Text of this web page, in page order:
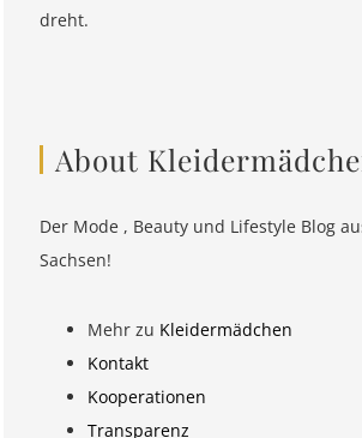
dreht.
About
Der Mode , Beauty und Lifestyle Blog
Sachsen!
Mehr zu Kleidermädchen
Kontakt
Kooperationen
Transparenz